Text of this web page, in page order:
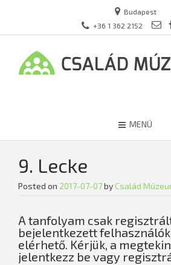
Budapest
+36 1 362 2152
MENÜ
9. Lecke
Posted on 2017-07-07byCsalád
A tanfolyam csak
bejelentkezett
elérhető. Kérjük, a
jelentkezz be vagy